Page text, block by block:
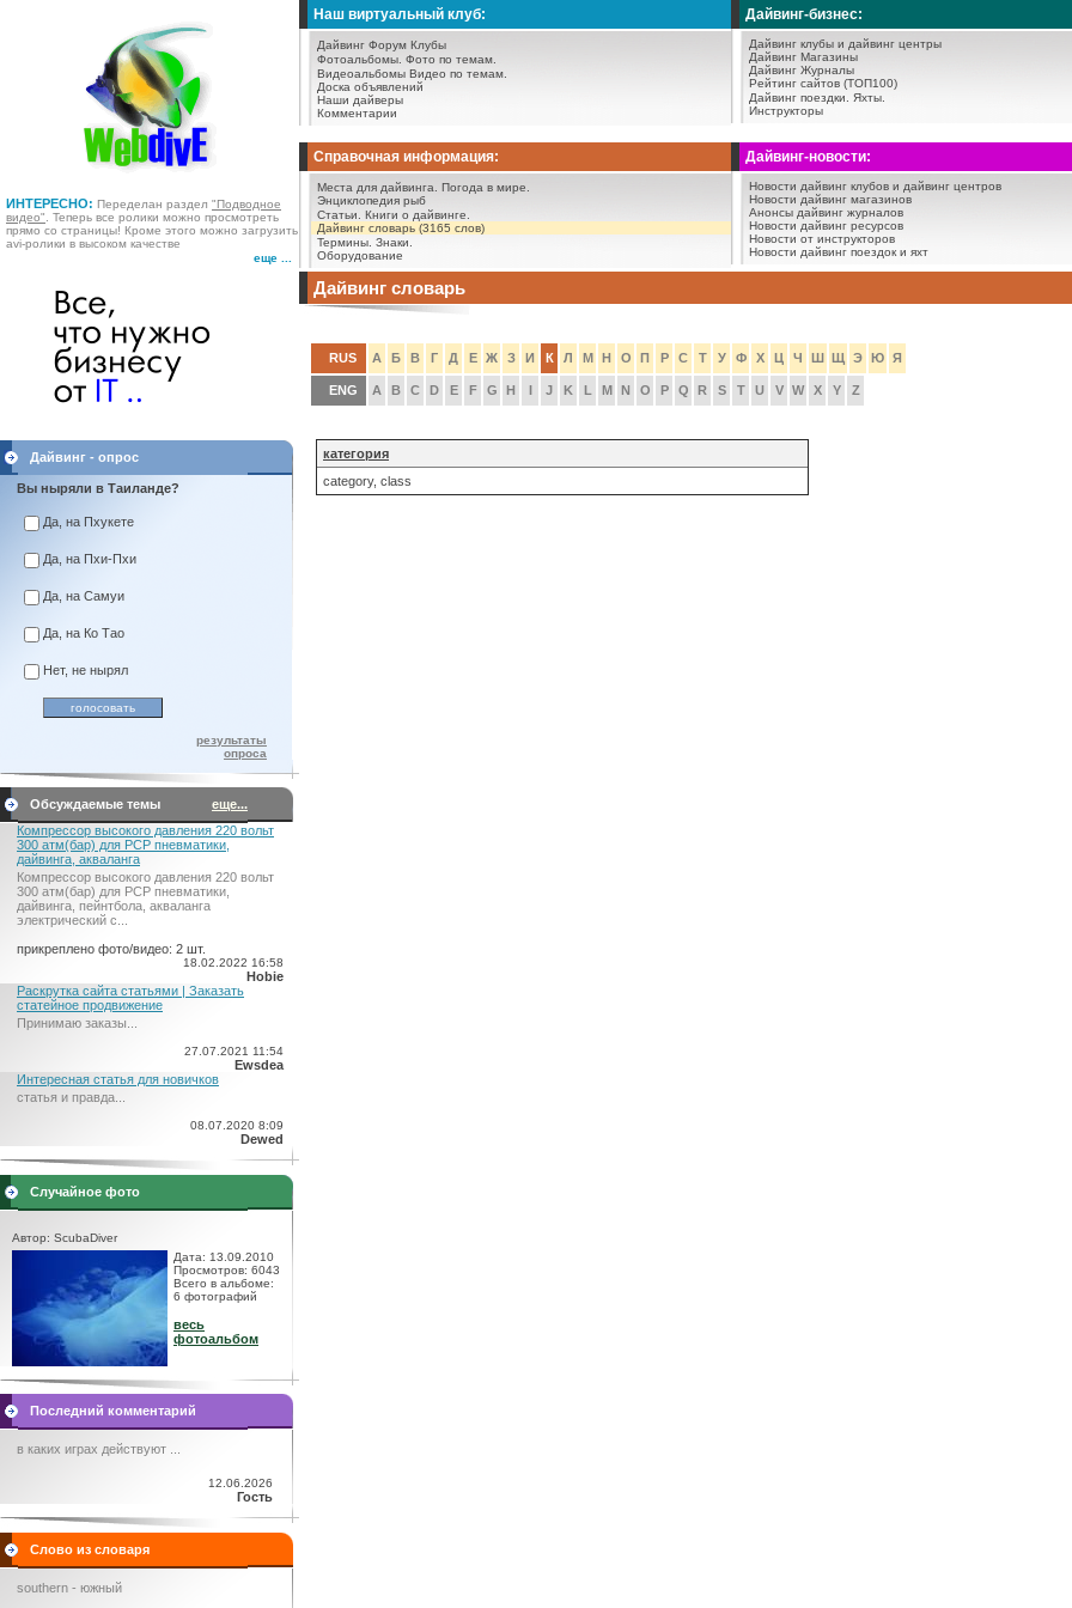
ИНТЕРЕСНО: Переделан раздел "Подводное
видео" . Теперь все ролики можно просмотреть
прямо со страницы! Кроме этого можно загрузить
avi-ролики в высоком качестве
еще ...
Наш виртуальный клуб:
Дайвинг Форум Клубы
Фотоальбомы. Фото по темам.
Видеоальбомы Видео по темам.
Доска объявлений
Наши дайверы
Комментарии
Дайвинг-бизнес:
Дайвинг клубы и дайвинг центры
Дайвинг Магазины
Дайвинг Журналы
Рейтинг сайтов (ТОП100)
Дайвинг поездки.
Яхты.
Инструкторы
Справочная информация:
Места для дайвинга.
Погода в мире.
Энциклопедия рыб
Статьи.
Книги о дайвинге.
Дайвинг словарь (3165 слов)
Термины. Знаки.
Оборудование
Дайвинг-новости:
Новости дайвинг клубов и дайвинг центров
Новости дайвинг магазинов
Анонсы дайвинг журналов
Новости дайвинг ресурсов
Новости от инструкторов
Новости дайвинг поездок и яхт
Дайвинг - опрос
Вы ныряли в Таиланде?
Да, на Пхукете
Да, на Пхи-Пхи
Да, на Самуи
Да, на Ко Тао
Нет, не нырял
результаты
опроса
Обсуждаемые темы
еще...
Компрессор высокого давления 220 вольт
300 атм(бар) для PCP пневматики,
дайвинга, акваланга
Компрессор высокого давления 220 вольт
300 атм(бар) для PCP пневматики,
дайвинга, пейнтбола, акваланга
электрический c...
прикреплено фото/видео: 2 шт.
18.02.2022 16:58
Hobie
Раскрутка сайта статьями | Заказать
статейное продвижение
Принимаю заказы...
27.07.2021 11:54
Ewsdea
Интересная статья для новичков
статья и правда...
08.07.2020 8:09
Dewed
Случайное фото
Автор: ScubaDiver
Дата: 13.09.2010
Просмотров: 6043
Всего в альбоме:
6 фотографий
весь
фотоальбом
Последний комментарий
в каких играх действуют ...
12.06.2026
Гость
Слово из словаря
southern - южный
Дайвинг словарь
RUS А Б В Г Д Е Ж З И К Л М Н О П Р С Т У Ф Х Ц Ч Ш Щ Э Ю Я
ENG A B C D E F G H I J K L M N O P Q R S T U V W X Y Z
категория
category, class